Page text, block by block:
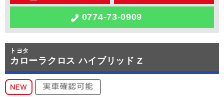
0774-73-0909
トヨタ
カローラクロス ハイブリッド Z